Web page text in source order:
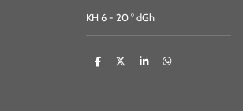
KH 6 - 20 ° dGh
D
D
S
D